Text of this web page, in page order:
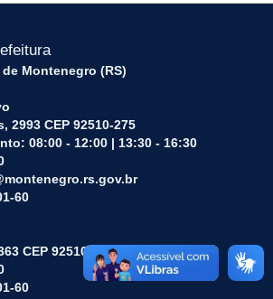
Montenegro (RS)
2993 CEP 92510-275
08:00 - 12:00 | 13:30 - 16:30
60
CEP 92510-045
60